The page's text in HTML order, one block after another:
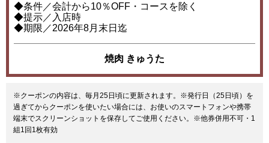
◆条件／会計から10％OFF・コースを除く
◆提示／入店時
◆期限／2026年8月末日迄
焼肉 きゅうた
※クーポンの内容は、毎月25日頃に更新されます。※発行日（25日頃）を
過ぎてからクーポンを使いたい場合には、お使いのスマートフォンや携帯
端末でスクリーンショットを保存してご使用ください。※他券併用不可・1
組1回1枚有効